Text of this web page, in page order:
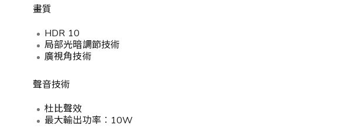
畫質
HDR 10
局部光暗調節技術
廣視角技術
聲音技術
杜比聲效
最大輸出功率︰10W